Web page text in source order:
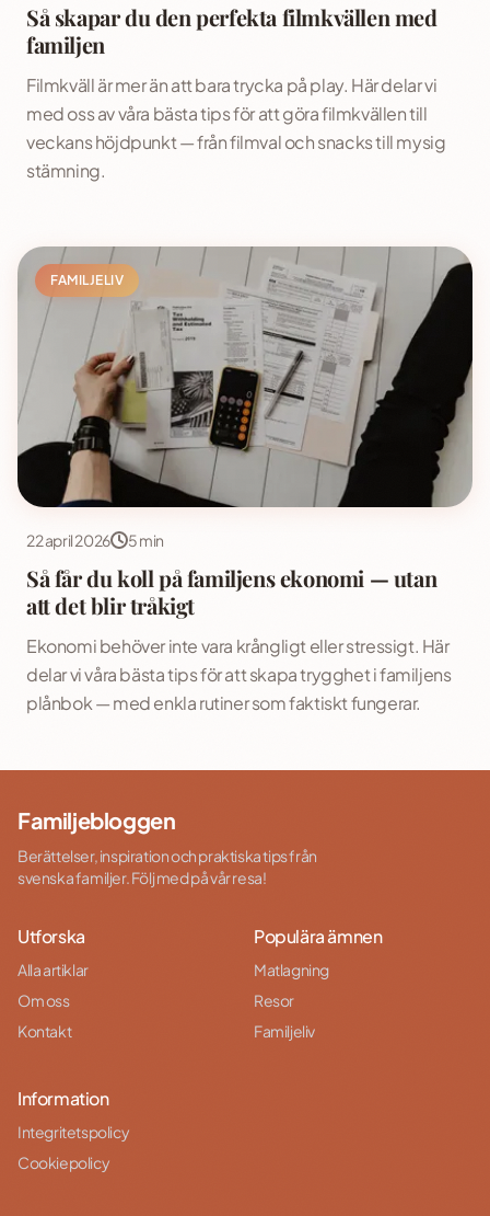
Så skapar du den perfekta filmkvällen med
familjen
Filmkväll är mer än att bara trycka på play. Här delar vi
med oss av våra bästa tips för att göra filmkvällen till
veckans höjdpunkt — från filmval och snacks till mysig
stämning.
FAMILJELIV
22 april 2026 5 min
Så får du koll på familjens ekonomi — utan
att det blir tråkigt
Ekonomi behöver inte vara krångligt eller stressigt. Här
delar vi våra bästa tips för att skapa trygghet i familjens
plånbok — med enkla rutiner som faktiskt fungerar.
Familjebloggen
Berättelser, inspiration och praktiska tips från
svenska familjer. Följ med på vår resa!
Utforska
Alla artiklar
Om oss
Kontakt
Populära ämnen
Matlagning
Resor
Familjeliv
Information
Integritetspolicy
Cookiepolicy